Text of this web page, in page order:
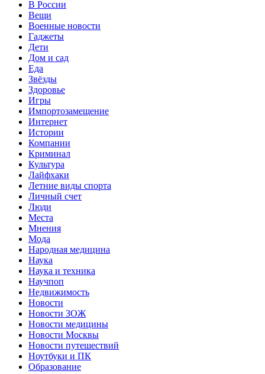
В России
Вещи
Военные новости
Гаджеты
Дети
Дом и сад
Еда
Звёзды
Здоровье
Игры
Импортозамещение
Интернет
Истории
Компании
Криминал
Культура
Лайфхаки
Летние виды спорта
Личный счет
Люди
Места
Мнения
Мода
Народная медицина
Наука
Наука и техника
Научпоп
Недвижимость
Новости
Новости ЗОЖ
Новости медицины
Новости Москвы
Новости путешествий
Ноутбуки и ПК
Образование